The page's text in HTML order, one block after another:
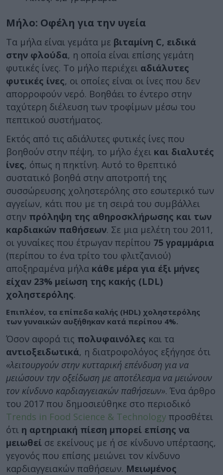
Μήλο: Οφέλη για την υγεία
Τα μήλα είναι γεμάτα με βιταμίνη C, ειδικά
στην φλούδα, η οποία είναι επίσης γεμάτη
φυτικές ίνες. Το μήλο περιέχει αδιάλυτες
φυτικές ίνες, οι οποίες είναι οι ίνες που δεν
απορροφούν νερό. Βοηθάει το έντερο στην
ταχύτερη διέλευση των τροφίμων μέσω του
πεπτικού συστήματος.
Εκτός από τις αδιάλυτες φυτικές ίνες που
βοηθούν στην πέψη, το μήλο έχει και διαλυτές
ίνες, όπως η πηκτίνη. Αυτό το θρεπτικό
συστατικό βοηθά στην αποτροπή της
συσσώρευσης χοληστερόλης στο εσωτερικό των
αγγείων, κάτι που με τη σειρά του συμβάλλει
στην πρόληψη της αθηροσκλήρωσης και των
καρδιακών παθήσεων. Σε μια μελέτη του 2011,
οι γυναίκες που έτρωγαν περίπου 75 γραμμάρια
(περίπου το ένα τρίτο του φλιτζανιού)
αποξηραμένα μήλα κάθε μέρα για έξι μήνες
είχαν 23% μείωση της κακής (LDL)
χοληστερόλης.
Επιπλέον, τα επίπεδα καλής (HDL) χοληστερόλης
των γυναικών αυξήθηκαν κατά περίπου 4%.
Όσον αφορά τις πολυφαινόλες και τα
αντιοξειδωτικά, η διατροφολόγος εξήγησε ότι
«λειτουργούν στην κυτταρική επένδυση για να
μειώσουν την οξείδωση με αποτέλεσμα να μειώνουν
τον κίνδυνο καρδιαγγειακών παθήσεων». Ένα άρθρο
του 2017 που δημοσιεύθηκε στο περιοδικό
Trends in Food Science & Technology προσθέτει
ότι η αρτηριακή πίεση μπορεί επίσης να
μειωθεί σε εκείνους με ή σε κίνδυνο υπέρτασης,
γεγονός που επίσης μειώνει τον κίνδυνο
καρδιαγγειακών παθήσεων. Μειωμένος